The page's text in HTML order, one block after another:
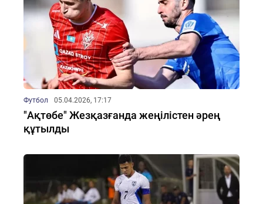
Футбол 05.04.2026, 17:17
"Ақтөбе" Жезқазғанда жеңілістен әрең
құтылды